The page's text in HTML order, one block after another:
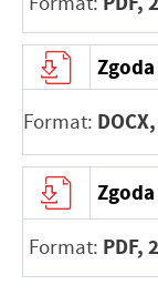
Format: DOCX,
Format: PDF,